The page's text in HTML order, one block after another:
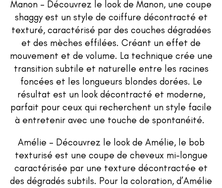
Manon – Découvrez le look de Manon, une coupe
shaggy est un style de coiffure décontracté et
texturé, caractérisé par des couches dégradées
et des mèches effilées. Créant un effet de
mouvement et de volume. La technique crée une
transition subtile et naturelle entre les racines
foncées et les longueurs blondes dorées. Le
résultat est un look décontracté et moderne,
parfait pour ceux qui recherchent un style facile
à entretenir avec une touche de spontanéité.
Amélie – Découvrez le look de Amélie, le bob
texturisé est une coupe de cheveux mi-longue
caractérisée par une texture décontractée et
des dégradés subtils. Pour la coloration, d’Amélie